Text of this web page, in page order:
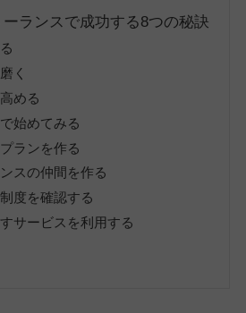
ランスで成功する8つの秘訣
く
める
始めてみる
ランを作る
スの仲間を作る
度を確認する
サービスを利用する